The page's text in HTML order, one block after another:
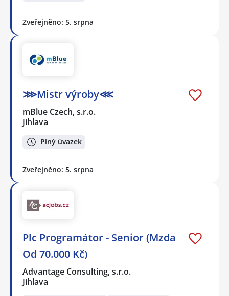
Zveřejněno: 5. srpna
⋙Mistr výroby⋘
mBlue Czech, s.r.o.
Jihlava
Plný úvazek
Zveřejněno: 5. srpna
Plc Programátor - Senior (Mzda
Od 70.000 Kč)
Advantage Consulting, s.r.o.
Jihlava